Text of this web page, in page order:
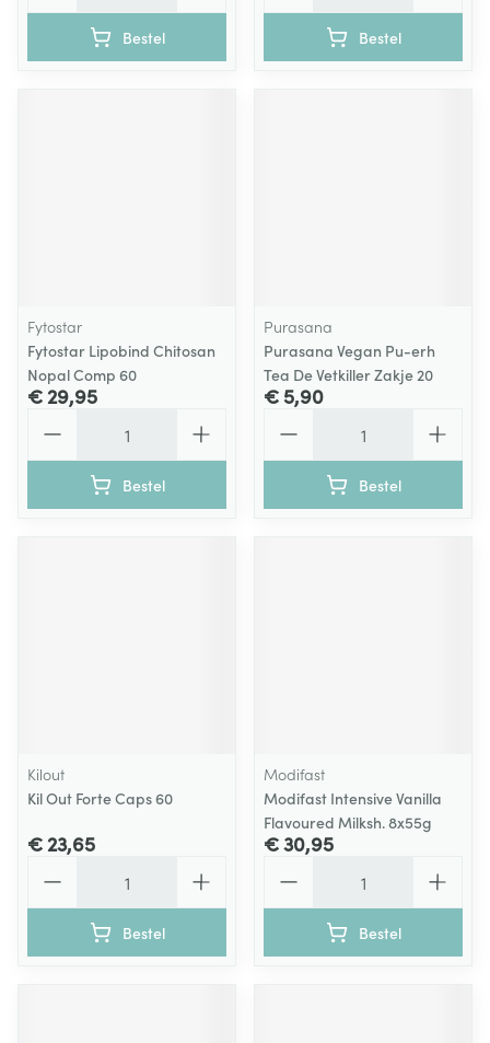
Bestel Bestel
Fytostar
Fytostar Lipobind Chitosan
Nopal Comp 60
€ 29,95
Bestel
Purasana
Purasana Vegan Pu-erh
Tea De Vetkiller Zakje 20
€ 5,90
Bestel
Kilout
Kil Out Forte Caps 60
€ 23,65
Bestel
Modifast
Modifast Intensive Vanilla
Flavoured Milksh. 8x55g
€ 30,95
Bestel